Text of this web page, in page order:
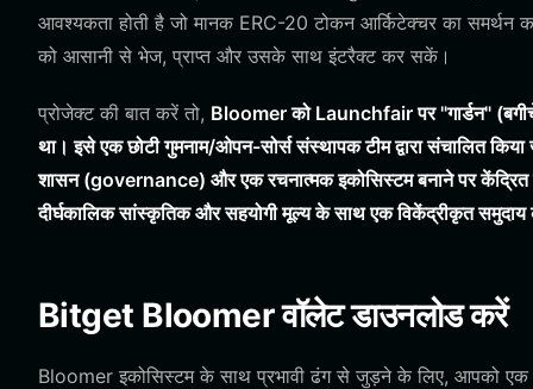
आवश्यकता होती है जो मानक ERC-20 टोकन आर्किटेक्चर का
को आसानी से भेज, प्राप्त और उसके साथ इंटरैक्ट कर सकें।
प्रोजेक्ट की बात करें तो, Bloomer को Launchfair पर "गार्डन"
था। इसे एक छोटी गुमनाम/ओपन-सोर्स संस्थापक टीम द्वारा संचालित
शासन (governance) और एक रचनात्मक इकोसिस्टम बनाने पर केंद्रित
दीर्घकालिक सांस्कृतिक और सहयोगी मूल्य के साथ एक विकेंद्रीकृत समुदाय
Bitget Bloomer वॉलेट डाउनलोड करें
Bloomer इकोसिस्टम के साथ प्रभावी ढंग से जुड़ने के लिए, आपको